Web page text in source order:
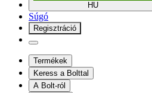
HU
Súgó
Regisztráció
Termékek
Keress a Bolttal
A Bolt-ról